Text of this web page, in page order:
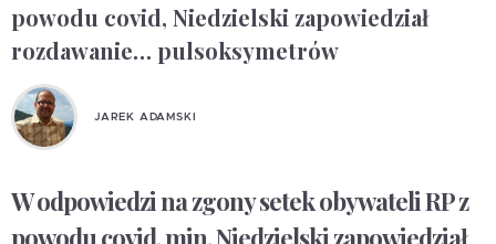
powodu covid, Niedzielski zapowiedział
rozdawanie… pulsoksymetrów
JAREK ADAMSKI
W odpowiedzi na zgony setek obywateli RP z
powodu covid, min. Niedzielski zapowiedział